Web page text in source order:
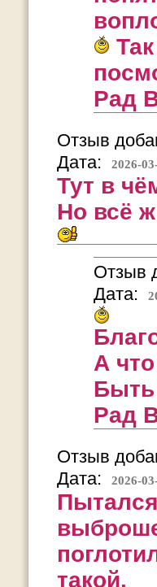
Рад
Отзыв
Дата:
2026-
Тут в
Но всё
Отзыв
Дата:
А
Быть
Рад
Отзыв
Дата:
2026-
такой.